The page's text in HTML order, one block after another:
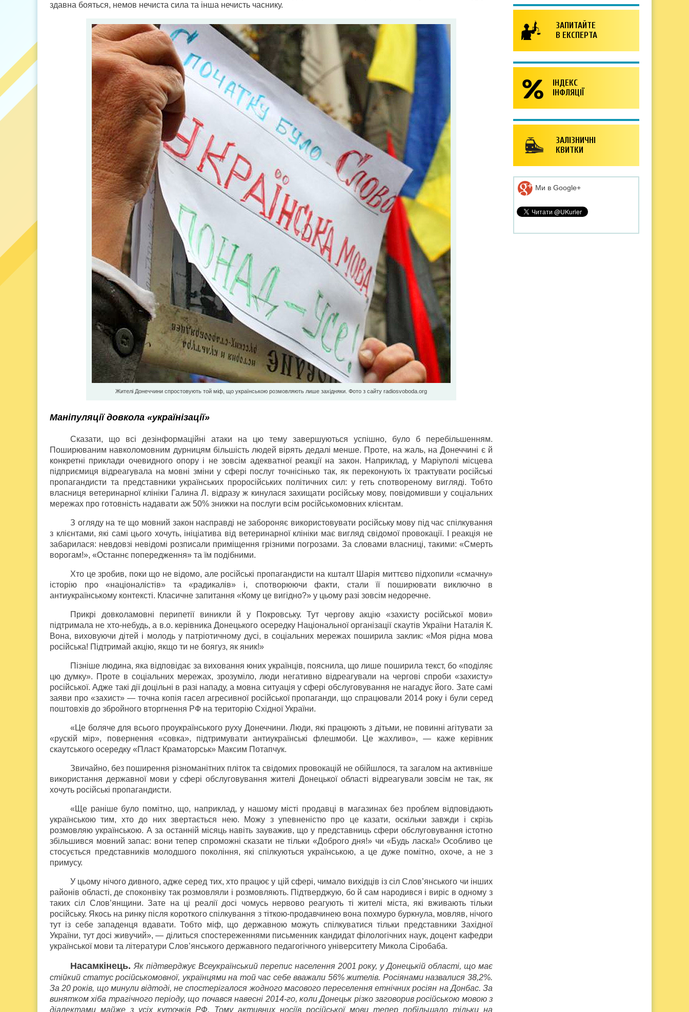
здавна бояться, немов нечиста сила та інша нечисть часнику.
Жителі Донеччини спростовують той міф, що українською розмовляють лише західняки. Фото з сайту radiosvoboda.org
Маніпуляції довкола «українізації»
Сказати, що всі дезінформаційні атаки на цю тему завершуються успішно, було б перебільшенням.
Поширюваним навколомовним дурницям більшість людей вірять дедалі менше. Проте, на жаль, на Донеччині є й
конкретні приклади очевидного опору і не зовсім адекватної реакції на закон. Наприклад, у Маріуполі місцева
підприємиця відреагувала на мовні зміни у сфері послуг точнісінько так, як переконують їх трактувати російські
пропагандисти та представники українських проросійських політичних сил: у геть спотвореному вигляді. Тобто
власниця ветеринарної клініки Галина Л. відразу ж кинулася захищати російську мову, повідомивши у соціальних
мережах про готовність надавати аж 50% знижки на послуги всім російськомовних клієнтам.
З огляду на те що мовний закон насправді не забороняє використовувати російську мову під час спілкування
з клієнтами, які самі цього хочуть, ініціатива від ветеринарної клініки має вигляд свідомої провокації. І реакція не
забарилася: невдовзі невідомі розписали приміщення грізними погрозами. За словами власниці, такими: «Смерть
ворогам!», «Останнє попередження» та їм подібними.
Хто це зробив, поки що не відомо, але російські пропагандисти на кшталт Шарія миттєво підхопили «смачну»
історію про «націоналістів» та «радикалів» і, спотворюючи факти, стали її поширювати виключно в
антиукраїнському контексті. Класичне запитання «Кому це вигідно?» у цьому разі зовсім недоречне.
Прикрі довколамовні перипетії виникли й у Покровську. Тут чергову акцію «захисту російської мови»
підтримала не хто-небудь, а в.о. керівника Донецького осередку Національної організації скаутів України Наталія К.
Вона, виховуючи дітей і молодь у патріотичному дусі, в соціальних мережах поширила заклик: «Моя рідна мова
російська! Підтримай акцію, якщо ти не боягуз, як яник!»
Пізніше людина, яка відповідає за виховання юних українців, пояснила, що лише поширила текст, бо «поділяє
цю думку». Проте в соціальних мережах, зрозуміло, люди негативно відреагували на чергові спроби «захисту»
російської. Адже такі дії доцільні в разі нападу, а мовна ситуація у сфері обслуговування не нагадує його. Зате самі
заяви про «захист» — точна копія гасел агресивної російської пропаганди, що спрацювали 2014 року і були серед
поштовхів до збройного вторгнення РФ на територію Східної України.
«Це боляче для всього проукраїнського руху Донеччини. Люди, які працюють з дітьми, не повинні агітувати за
«рускій мір», повернення «совка», підтримувати антиукраїнські флешмоби. Це жахливо», — каже керівник
скаутського осередку «Пласт Краматорськ» Максим Потапчук.
Звичайно, без поширення різноманітних пліток та свідомих провокацій не обійшлося, та загалом на активніше
використання державної мови у сфері обслуговування жителі Донецької області відреагували зовсім не так, як
хочуть російські пропагандисти.
«Ще раніше було помітно, що, наприклад, у нашому місті продавці в магазинах без проблем відповідають
українською тим, хто до них звертається нею. Можу з упевненістю про це казати, оскільки завжди і скрізь
розмовляю українською. А за останній місяць навіть зауважив, що у представниць сфери обслуговування істотно
збільшився мовний запас: вони тепер спроможні сказати не тільки «Доброго дня!» чи «Будь ласка!» Особливо це
стосується представників молодшого покоління, які спілкуються українською, а це дуже помітно, охоче, а не з
примусу.
У цьому нічого дивного, адже серед тих, хто працює у цій сфері, чимало вихідців із сіл Слов’янського чи інших
районів області, де споконвіку так розмовляли і розмовляють. Підтверджую, бо й сам народився і виріс в одному з
таких сіл Слов’янщини. Зате на ці реалії досі чомусь нервово реагують ті жителі міста, які вживають тільки
російську. Якось на ринку після короткого спілкування з тіткою-продавчинею вона похмуро буркнула, мовляв, нічого
тут із себе западенця вдавати. Тобто міф, що державною можуть спілкуватися тільки представники Західної
України, тут досі живучий», — ділиться спостереженнями письменник кандидат філологічних наук, доцент кафедри
української мови та літератури Слов’янського державного педагогічного університету Микола Сіробаба.
Насамкінець.Як підтверджує Всеукраїнський перепис населення 2001 року, у Донецькій області, що має
стійкий статус російськомовної, українцями на той час себе вважали 56% жителів. Росіянами назвалися 38,2%.
За 20 років, що минули відтоді, не спостерігалося жодного масового переселення етнічних росіян на Донбас. За
винятком хіба трагічного періоду, що почався навесні 2014-го, коли Донецьк різко заговорив російською мовою з
діалектами майже з усіх куточків РФ. Тому активних носіїв російської мови тепер побільшало тільки на
ЗАПИТАЙТЕ
В ЕКСПЕРТА
ІНДЕКС
ІНФЛЯЦІЇ
ЗАЛІЗНИЧНІ
КВИТКИ
Ми в Google+